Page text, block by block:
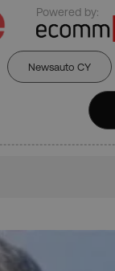
Powered by:
Newsauto CY